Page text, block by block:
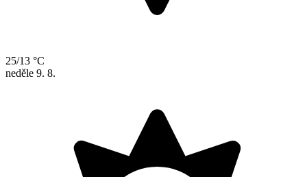
25/13 °C
neděle 9. 8.